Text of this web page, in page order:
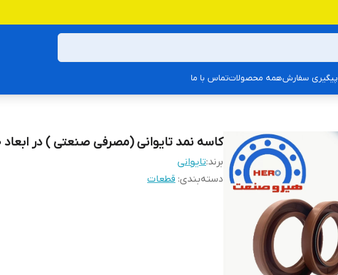
پیگیری سفارشهمه محصولاتتماس با ما
کاسه نمد تایوانی (مصرفی صنعتی ) در ابعاد 10-40-72
برند:تایوانی
دسته‌بندی: قطعات